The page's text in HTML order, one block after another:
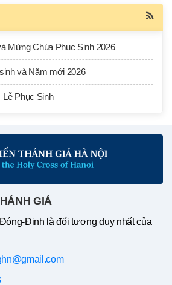
Mừng Chúa Phục Sinh 2026
và Năm mới 2026
Lễ Phục Sinh
GIÁ
Đinh là đối tượng duy nhất của